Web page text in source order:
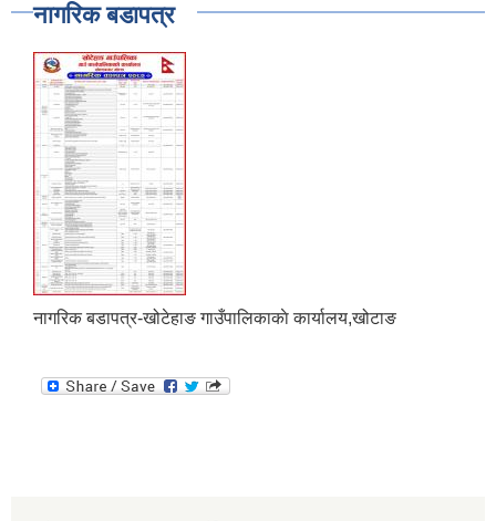
नागरिक बडापत्र
नागरिक बडापत्र-खोटेहाङ गाउँपालिकाकाे कार्यालय,खोटाङ